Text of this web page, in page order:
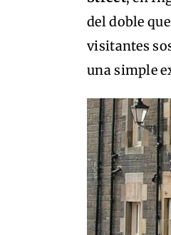
del doble
visitantes
una simple